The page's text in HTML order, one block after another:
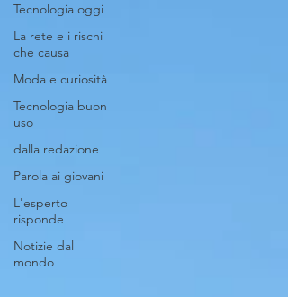
Tecnologia oggi
La rete e i rischi
che causa
Moda e curiosità
Tecnologia buon
uso
dalla redazione
Parola ai giovani
L'esperto
risponde
Notizie dal
mondo